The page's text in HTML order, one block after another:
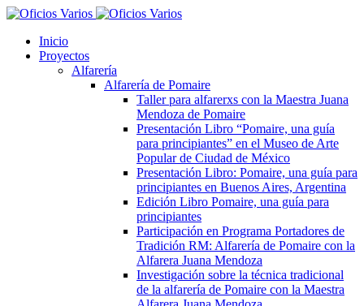
Inicio
Proyectos
Alfarería
Alfarería de Pomaire
Taller para alfarerxs con la Maestra Juana
Mendoza de Pomaire
Presentación Libro “Pomaire, una guía
para principiantes” en el Museo de Arte
Popular de Ciudad de México
Presentación Libro: Pomaire, una guía para
principiantes en Buenos Aires, Argentina
Edición Libro Pomaire, una guía para
principiantes
Participación en Programa Portadores de
Tradición RM: Alfarería de Pomaire con la
Alfarera Juana Mendoza
Investigación sobre la técnica tradicional
de la alfarería de Pomaire con la Maestra